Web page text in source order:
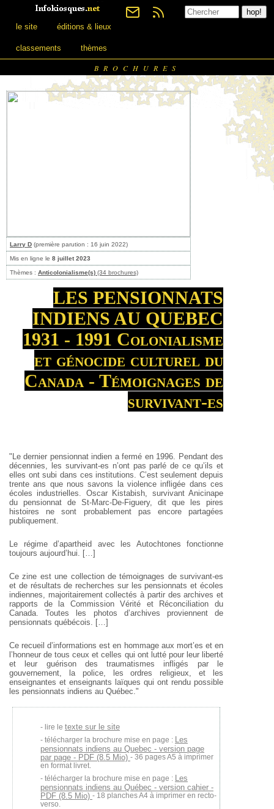
le site éditions & lieux
classements thèmes
BROCHURES
Larry D (première parution : 16 juin 2022)
Mis en ligne le 8 juillet 2023
Thèmes : Anticolonialisme(s) (34 brochures)
LES PENSIONNATS
INDIENS AU QUEBEC
1931 - 1991 Colonialisme
et génocide culturel du
Canada - Témoignages de
survivant-es
"Le dernier pensionnat indien a fermé en 1996. Pendant des
décennies, les survivant-es n’ont pas parlé de ce qu’ils et
elles ont subi dans ces institutions. C’est seulement depuis
trente ans que nous savons la violence infligée dans ces
écoles industrielles. Oscar Kistabish, survivant Anicinape
du pensionnat de St-Marc-De-Figuery, dit que les pires
histoires ne sont probablement pas encore partagées
publiquement.
Le régime d’apartheid avec les Autochtones fonctionne
toujours aujourd’hui. […]
Ce zine est une collection de témoignages de survivant-es
et de résultats de recherches sur les pensionnats et écoles
indiennes, majoritairement collectés à partir des archives et
rapports de la Commission Vérité et Réconciliation du
Canada. Toutes les photos d’archives proviennent de
pensionnats québécois. […]
Ce recueil d’informations est en hommage aux mort’es et en
l’honneur de tous ceux et celles qui ont lutté pour leur liberté
et leur guérison des traumatismes infligés par le
gouvernement, la police, les ordres religieux, et les
enseignantes et enseignants laïques qui ont rendu possible
les pensionnats indiens au Québec."
lire le texte sur le site
télécharger la brochure mise en page : Les
pensionnats indiens au Quebec - version page
par page - PDF (8.5 Mio) - 36 pages A5 à imprimer
en format livret.
télécharger la brochure mise en page : Les
pensionnats indiens au Québec - version cahier -
PDF (8.5 Mio) - 18 planches A4 à imprimer en recto-
verso.